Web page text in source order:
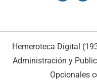
Hemeroteca Digital
Administración y
Opcionales